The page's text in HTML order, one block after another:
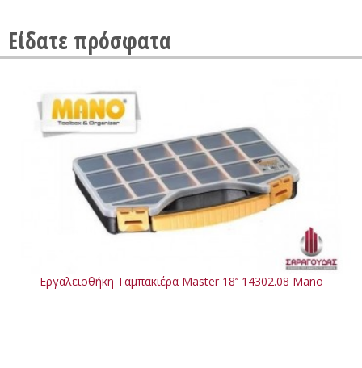
Είδατε πρόσφατα
Εργαλειοθήκη Ταμπακιέρα Master 18’’ 14302.08 Mano